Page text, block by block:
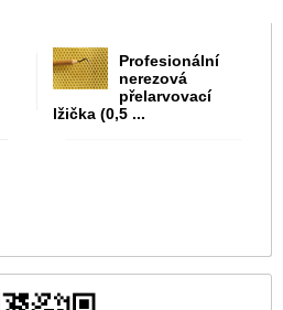
Profesionální
nerezová
přelarvovací
lžička (0,5 ...